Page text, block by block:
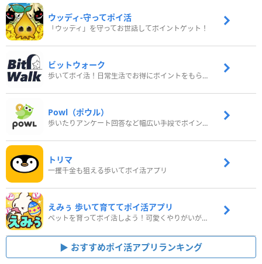
ウッディ‐守ってポイ活
「ウッディ」を守ってお世話してポイントゲット！
ビットウォーク
歩いてポイ活！日常生活でお得にポイントをもらおう
Powl（ポウル）
歩いたりアンケート回答など幅広い手段でポイントをゲット
トリマ
一攫千金も狙える歩いてポイ活アプリ
えみぅ 歩いて育ててポイ活アプリ
ペットを育ってポイ活しよう！可愛くやりがいがある新感覚アプリ
おすすめポイ活アプリランキング